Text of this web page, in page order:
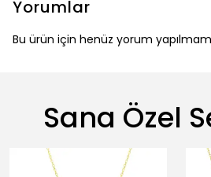
Yorumlar
Bu ürün için henüz yorum
Sana Özel